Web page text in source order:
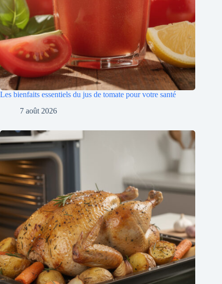
Les bienfaits essentiels du jus de tomate pour votre santé
7 août 2026